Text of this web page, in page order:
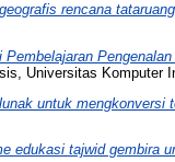
rencana
Universitas Komputer
untuk mengkonversi
edukasi tajwid gembira